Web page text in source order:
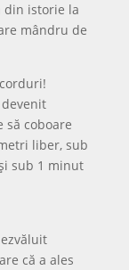
din istorie la
mândru de
coboare
liber, sub
sub 1 minut
că a ales